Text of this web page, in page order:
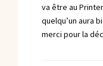
va être au
quelqu’un aura
merci pour la